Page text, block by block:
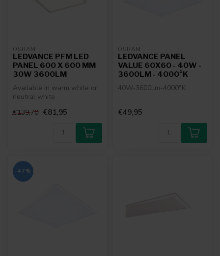
OSRAM
LEDVANCE PFM LED
PANEL 600 X 600 MM
30W 3600LM
Available in warm white or
neutral white
€139,70 €81,95
OSRAM
LEDVANCE PANEL
VALUE 60X60 - 40W -
3600LM - 4000°K
40W-3600Lm-4000°K
€49,95
-47%